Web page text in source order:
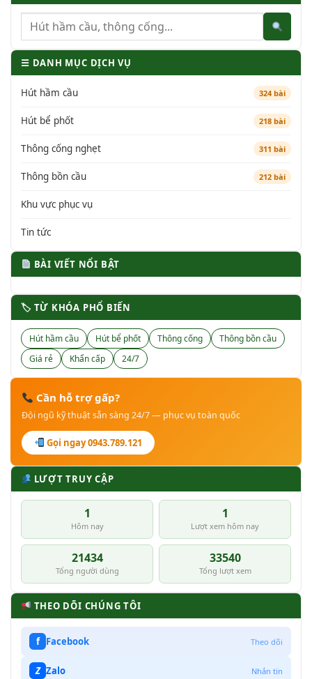
☰ DANH MỤC DỊCH VỤ
Hút hầm cầu 324 bài
Hút bể phốt 218 bài
Thông cống nghẹt 311 bài
Thông bồn cầu 212 bài
Khu vực phục vụ
Tin tức
BÀI VIẾT NỔI BẬT
🏷 TỪ KHÓA PHỔ BIẾN
Hút hầm cầu Hút bể phốt Thông cống
Thông bồn cầu
Giá rẻ
Khẩn cấp 24/7
Cần hỗ trợ gấp?
Đội ngũ kỹ thuật sẵn sàng 24/7 — phục vụ toàn quốc
Gọi ngay 0943.789.121
LƯỢT TRUY CẬP
1
Hôm nay
1
Lượt xem hôm nay
21434
Tổng người dùng
33540
Tổng lượt xem
THEO DÕI CHÚNG TÔI
f Facebook Theo dõi
Z Zalo Nhắn tin